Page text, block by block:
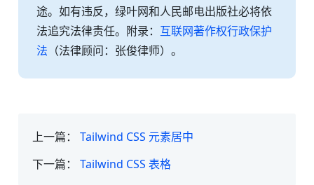
途。如有违反，绿叶网和人民邮电出版社必将依
法追究法律责任。附录： 互联网著作权行政保护
法 （法律顾问：张俊律师）。
上一篇： Tailwind CSS 元素居中
下一篇： Tailwind CSS 表格